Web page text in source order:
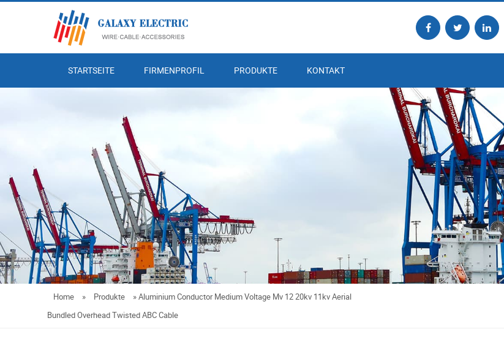
STARTSEITE FIRMENPROFIL PRODUKTE KONTAKT
Home » Produkte »Aluminium Conductor Medium Voltage Mv 12 20kv 11kv Aerial
Bundled Overhead Twisted ABC Cable